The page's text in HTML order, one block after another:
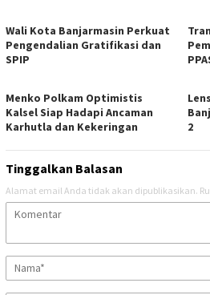
Wali Kota Banjarmasin Perkuat
Pengendalian Gratifikasi dan
SPIP
Menko Polkam Optimistis
Kalsel Siap Hadapi Ancaman
Karhutla dan Kekeringan
2
Tinggalkan Balasan
Alamat email Anda tidak akan dipublikasikan.